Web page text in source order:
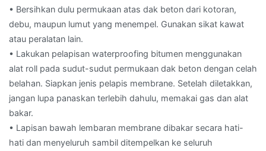
• Bersihkan dulu permukaan atas dak beton dari kotoran,
debu, maupun lumut yang menempel. Gunakan sikat kawat
atau peralatan lain.
• Lakukan pelapisan waterproofing bitumen menggunakan
alat roll pada sudut-sudut permukaan dak beton dengan celah
belahan. Siapkan jenis pelapis membrane. Setelah diletakkan,
jangan lupa panaskan terlebih dahulu, memakai gas dan alat
bakar.
• Lapisan bawah lembaran membrane dibakar secara hati-
hati dan menyeluruh sambil ditempelkan ke seluruh